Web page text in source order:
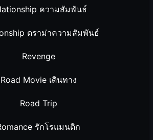
ความสัมพันธ์
ดราม่าความสัมพันธ์
Revenge
Road Movie เดินทาง
Road Trip
รักโรแมนติก